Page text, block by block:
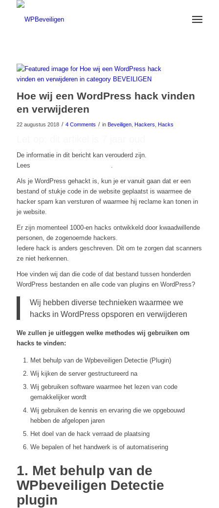
Hoe wij een WordPress hack vinden
en verwijderen
22 augustus 2018 / 4 Comments / in Beveiligen, Hackers Hacks
De informatie in dit bericht kan verouderd zijn.
Lees
.
Als je WordPress gehackt is, kun je er vanuit gaan dat er een
bestand of stukje code in de website geplaatst is waarmee de
hacker spam kan versturen of waarmee hij reclame kan tonen in
je website.
Er zijn momenteel 1000-en hacks ontwikkeld door kwaadwillende
personen, de zogenoemde hackers.
Iedere hack is anders geschreven. Dit om te zorgen dat scanners
ze niet herkennen.
Hoe vinden wij dan die code of dat bestand tussen honderden
WordPress bestanden en alle code van plugins en WordPress?
Wij hebben diverse technieken waarmee we
hacks in WordPress opsporen en verwijderen
We zullen je uitleggen welke methodes wij gebruiken om
hacks te vinden:
Met behulp van de Wpbeveiligen Detectie (Plugin)
Wij kijken de server gestructureerd na
Wij gebruiken software waarmee het lezen van code
gemakkelijker wordt
Wij gebruiken de kennis en ervaring die we opgebouwd
hebben de afgelopen jaren
Het doel van de hack verraad de plaatsing
We bepalen of het handwerk is of automatisering
1. Met behulp van de
WPbeveiligen Detectie
plugin